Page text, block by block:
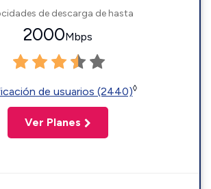
de descarga de hasta
2000Mbps
de usuarios (2440)◊
Ver Planes